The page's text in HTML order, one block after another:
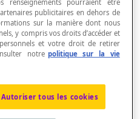
quantitatif.
renseignements pourraient être
publicitaires en dehors de
sur la manière dont nous
y compris vos droits d’accéder et
et votre droit de retirer
notre politique sur la vie
Autoriser tous les cookies